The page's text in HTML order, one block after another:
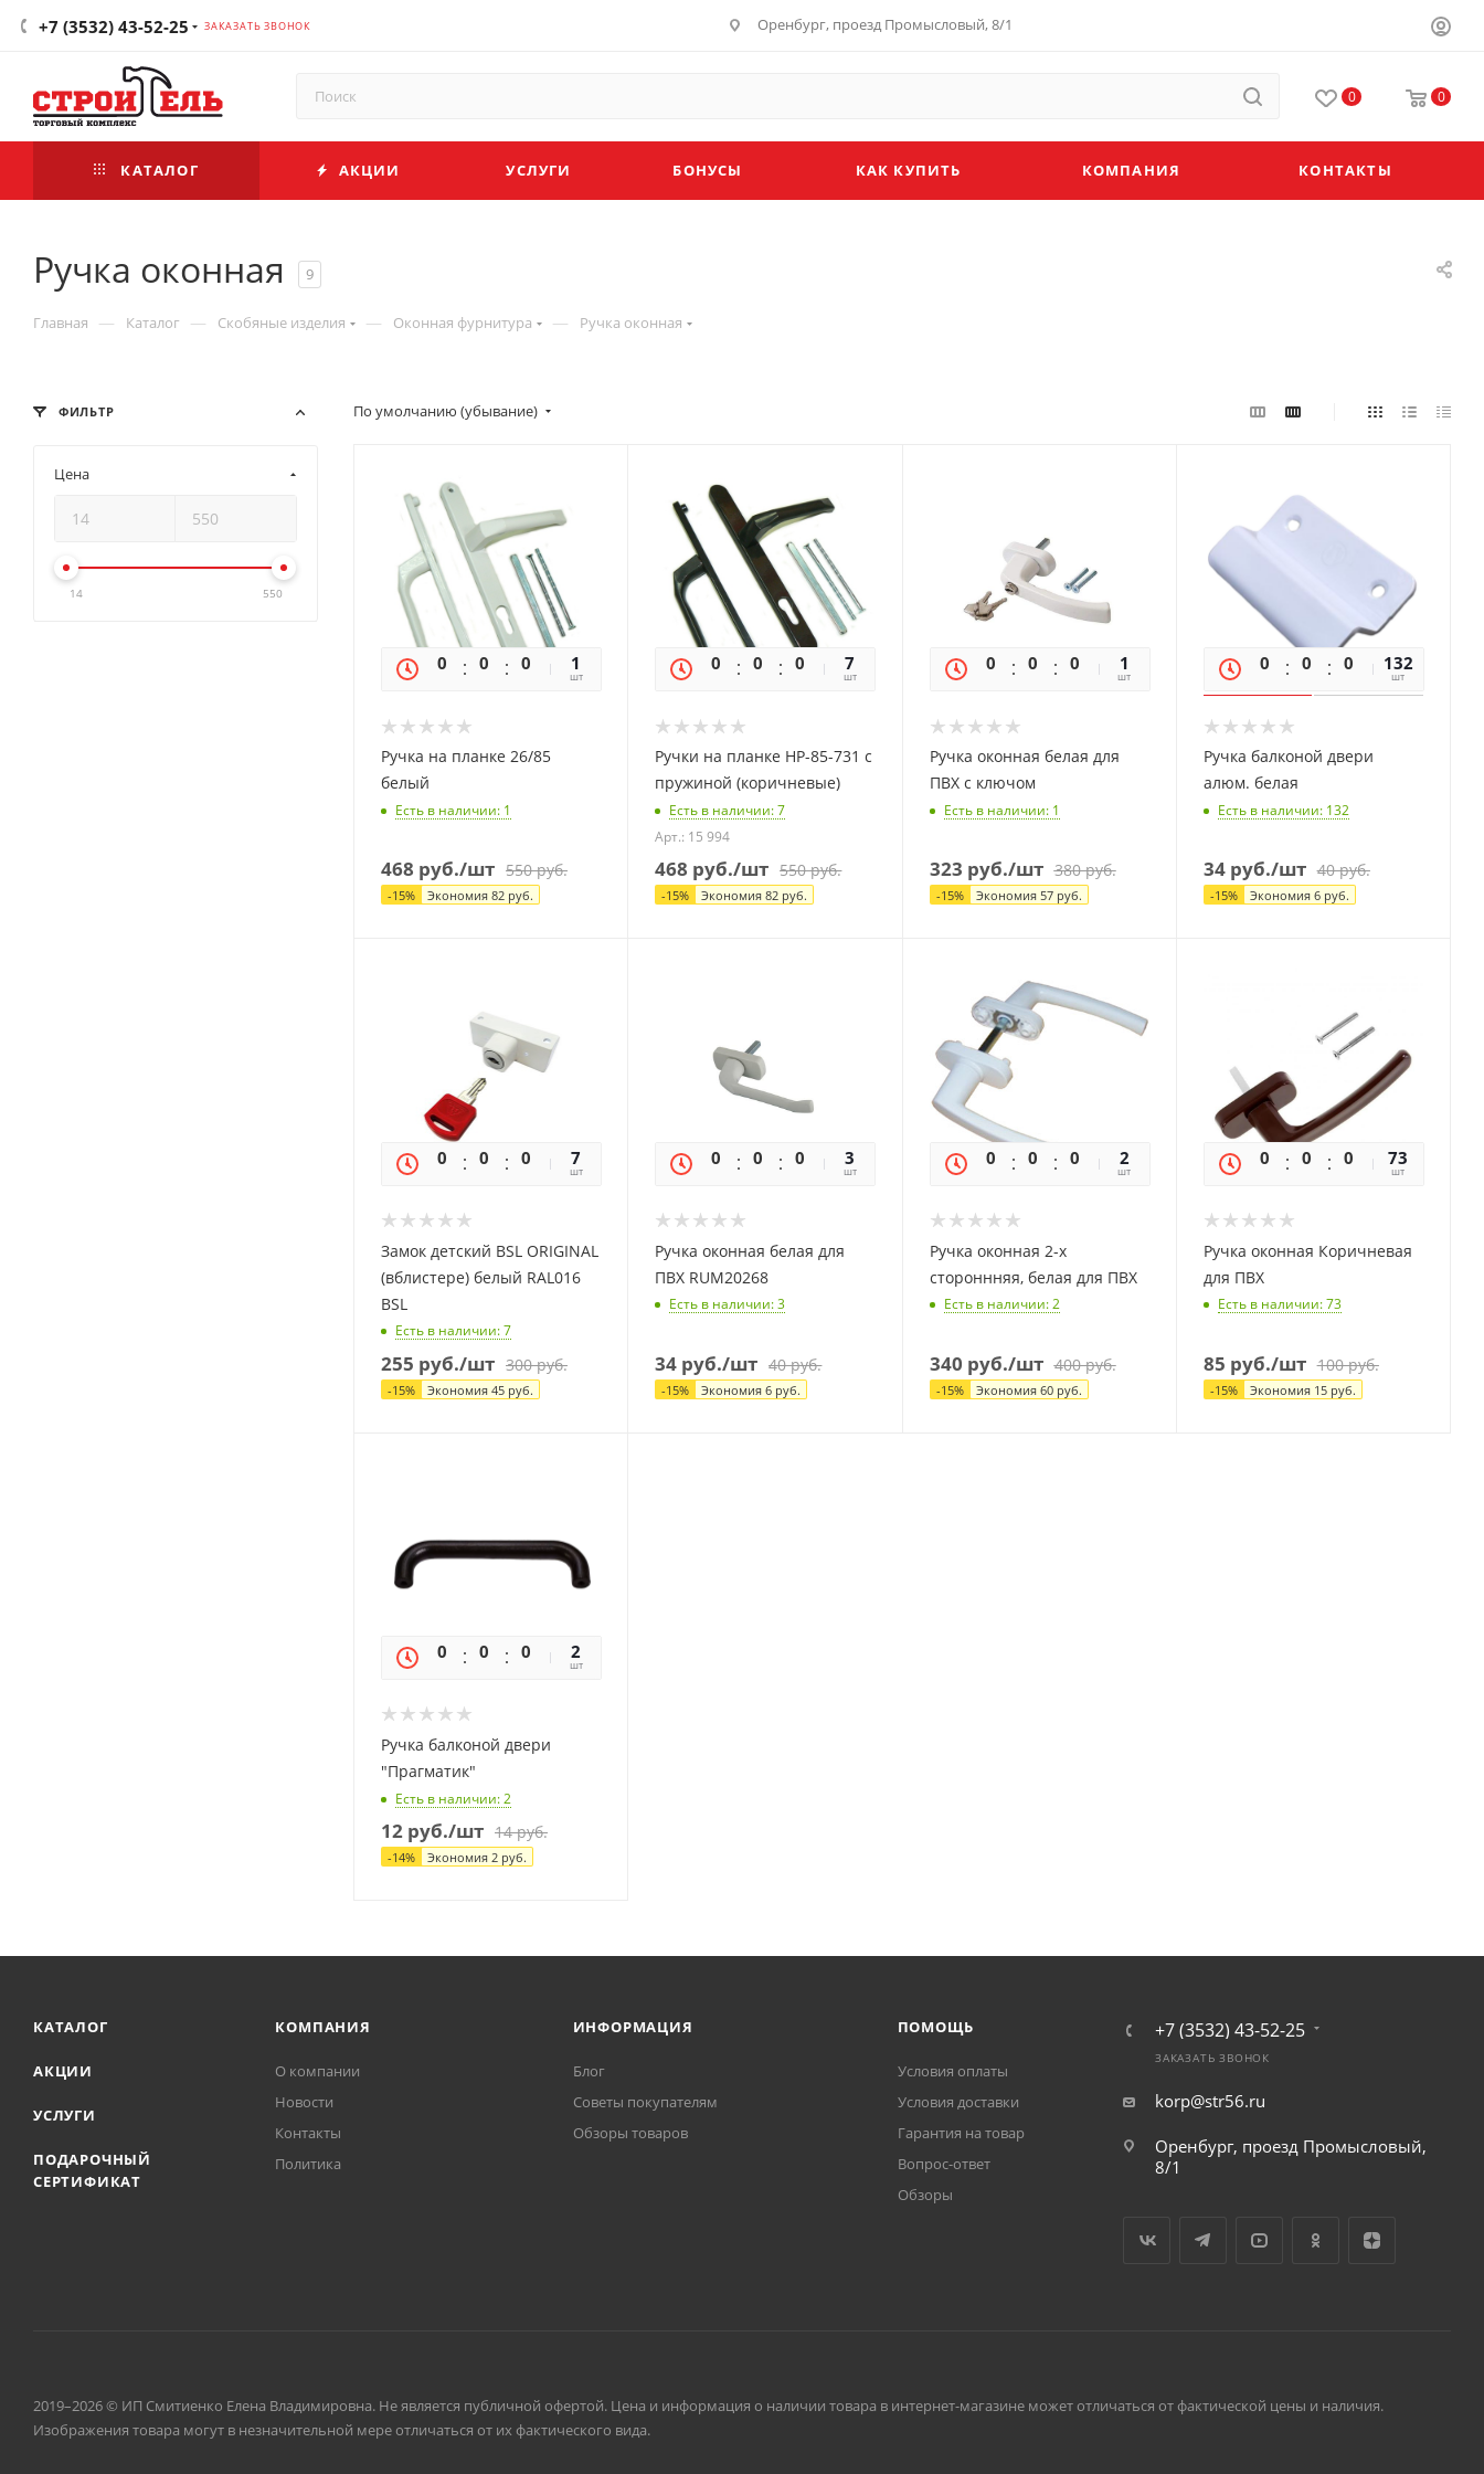
+7 (3532) 43-52-25 ЗАКАЗАТЬ ЗВОНОК Оренбург, проезд Промысловый, 8/1
0 0
КАТАЛОГ АКЦИИ УСЛУГИ БОНУСЫ КАК КУПИТЬ КОМПАНИЯ КОНТАКТЫ
Ручка оконная 9
Главная — Каталог — Скобяные изделия — Оконная фурнитура — Ручка оконная
По умолчанию (убывание)
0 0 0 01
шт
Ручка на планке 26/85
белый
Есть в наличии: 1
468 руб./шт 550руб.
-15% Экономия 82 руб.
0 0 0 07
шт
Ручки на планке НР-85-731 с
пружиной (коричневые)
Есть в наличии: 7
Арт.: 15 994
468 руб./шт 550руб.
-15% Экономия82 руб.
0 0 0 01
шт
Ручка оконная белая для
ПВХ с ключом
Есть в наличии: 1
323 руб./шт 380руб.
-15% Экономия 57руб.
0 0 0 0
132
шт
Ручка балконой двери
алюм. белая
Есть в наличии: 132
34руб./шт 40руб.
-15% Экономия 6руб.
0 0 0 07
шт
Замок детский BSL ORIGINAL
(вблистере) белый RAL016
BSL
Есть в наличии: 7
255 руб./шт 300руб.
-15% Экономия 45 руб.
0 0 0 03
шт
Ручка оконная белая для
ПВХ RUM20268
Есть в наличии: 3
34 руб./шт 40руб.
-15% Экономия6 руб.
0 0 0 02
шт
Ручка оконная 2-х
стороннняя, белая для ПВХ
Есть в наличии: 2
340 руб./шт 400руб.
-15% Экономия 60руб.
0 0 0 0
73
шт
Ручка оконная Коричневая
для ПВХ
Есть в наличии: 73
85 руб./шт 100руб.
-15% Экономия 15руб.
0 0 0 02
шт
Ручка балконой двери
"Прагматик"
Есть в наличии: 2
12 руб./шт 14руб.
-14% Экономия 2 руб.
ФИЛЬТР
Цена
14 550
КАТАЛОГ
АКЦИИ
УСЛУГИ
ПОДАРОЧНЫЙ
СЕРТИФИКАТ
КОМПАНИЯ
О компании
Новости
Контакты
Политика
ИНФОРМАЦИЯ
Блог
Советы покупателям
Обзоры товаров
ПОМОЩЬ
Условия оплаты
Условия доставки
Гарантия на товар
Вопрос-ответ
Обзоры
+7 (3532) 43-52-25
ЗАКАЗАТЬ ЗВОНОК
korp@str56.ru
Оренбург, проезд Промысловый,
8/1
2019–2026 © ИП Смитиенко Елена Владимировна. Не является публичной офертой. Цена и информация о наличии товара в интернет-магазине может отличаться от фактической цены и наличия.
Изображения товара могут в незначительной мере отличаться от их фактического вида.